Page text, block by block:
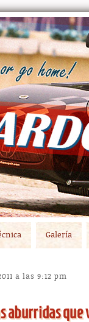
Galería
aburridas que
a las 9:12 pm